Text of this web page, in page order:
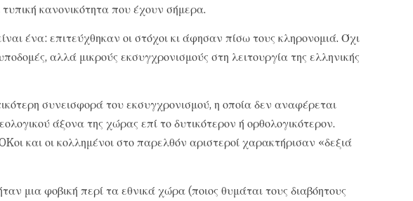
κανονικότητα που έχουν σήμερα.
ένα: επιτεύχθηκαν οι στόχοι κι άφησαν πίσω τους κληρονομιά. Όχι
αλλά μικρούς εκσυγχρονισμούς στη λειτουργία της ελληνικής
συνεισφορά του εκσυγχρονισμού, η οποία δεν αναφέρεται
άξονα της χώρας επί το δυτικότερον ή ορθολογικότερον.
και οι κολλημένοι στο παρελθόν αριστεροί χαρακτήρισαν «δεξιά
μια φοβική περί τα εθνικά χώρα (ποιος θυμάται τους διαβόητους